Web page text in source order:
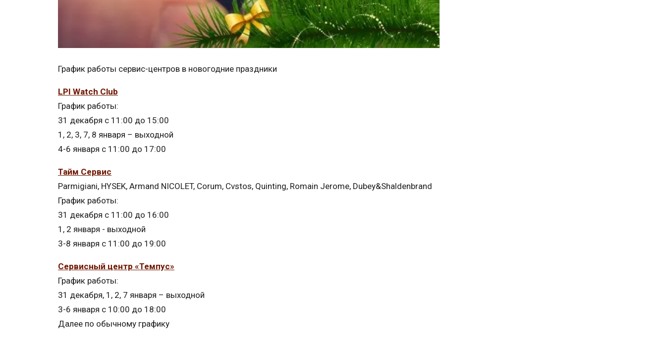
График работы сервис-центров в новогодние праздники
LPI Watch Club
График работы:
31 декабря с 11:00 до 15:00
1, 2, 3, 7, 8 января – выходной
4-6 января с 11:00 до 17:00
Тайм Сервис
Parmigiani, HYSEK, Armand NICOLET, Corum, Cvstos, Quinting, Romain Jerome, Dubey&Shaldenbrand
График работы:
31 декабря с 11:00 до 16:00
1, 2 января - выходной
3-8 января с 11:00 до 19:00
Сервисный центр «Темпус»
График работы:
31 декабря, 1, 2, 7 января – выходной
3-6 января с 10:00 до 18:00
Далее по обычному графику